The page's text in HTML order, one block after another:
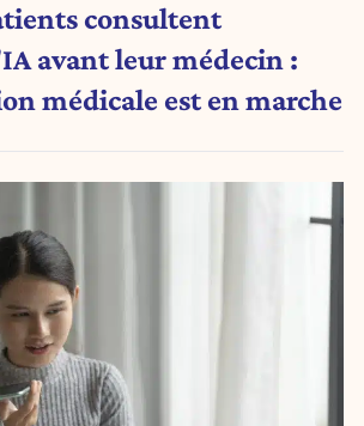
consultent
avant leur médecin :
médicale est en marche